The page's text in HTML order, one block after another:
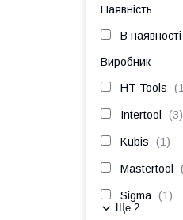
Наявність
В наявності
Виробник
HT-Tools 1
Intertool 3
Kubis 1
Mastertool
Sigma 1
Ще 2